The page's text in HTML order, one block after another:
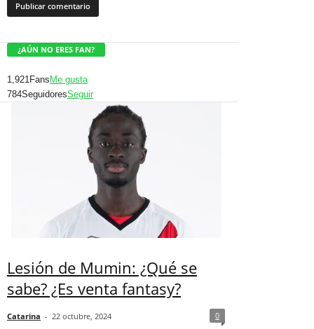
¿AÚN NO ERES FAN?
1,921 FansMe gusta
784SeguidoresSeguir
Lesión de Mumin: ¿Qué se
sabe? ¿Es venta fantasy?
Catarina - 22 octubre, 2024 0